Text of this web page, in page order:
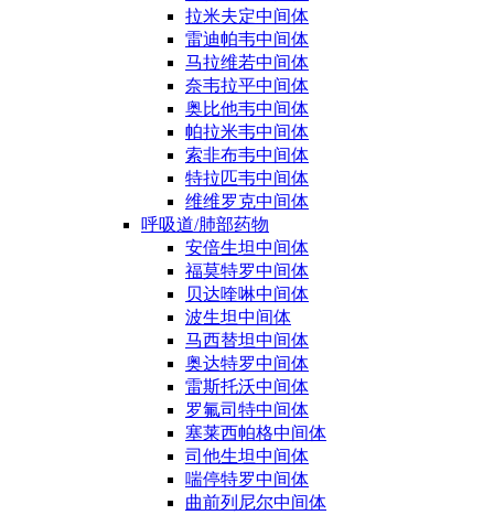
拉米夫定中间体
雷迪帕韦中间体
马拉维若中间体
奈韦拉平中间体
奥比他韦中间体
帕拉米韦中间体
索非布韦中间体
特拉匹韦中间体
维维罗克中间体
呼吸道/肺部药物
安倍生坦中间体
福莫特罗中间体
贝达喹啉中间体
波生坦中间体
马西替坦中间体
奥达特罗中间体
雷斯托沃中间体
罗氟司特中间体
塞莱西帕格中间体
司他生坦中间体
喘停特罗中间体
曲前列尼尔中间体